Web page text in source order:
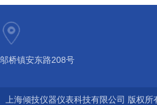
邬桥镇安东路208号
上海倾技仪器仪表科技有限公司 版权